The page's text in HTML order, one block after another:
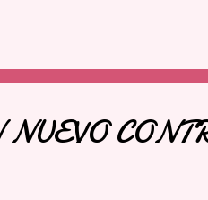
por crímenes contra la
durante esos combates. Para el